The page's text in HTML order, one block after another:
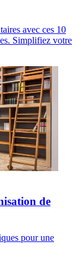
avec ces 10
Simplifiez votre
de
pour une